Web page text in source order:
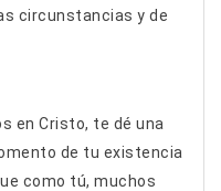
circunstancias y de
en Cristo, te dé una
de tu existencia
como tú, muchos